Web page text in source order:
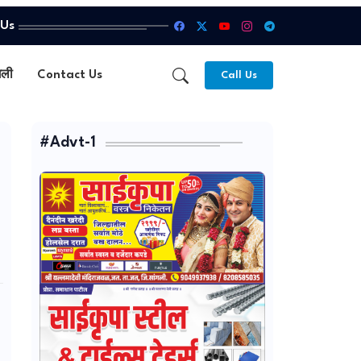
Contact Us Call Us
#Advt-1